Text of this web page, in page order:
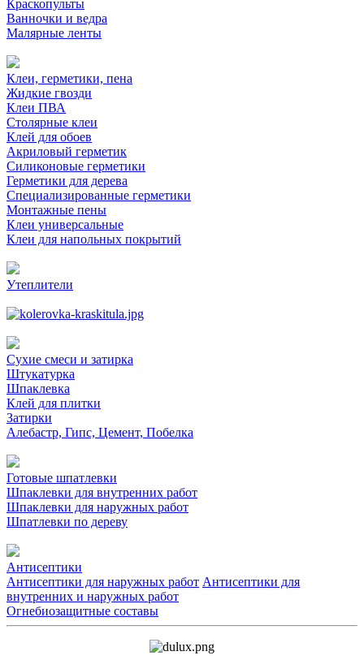
Краскопульты
Ванночки и ведра
Малярные ленты
Клеи, герметики, пена
Жидкие гвозди
Клеи ПВА
Столярные клеи
Клей для обоев
Акриловый герметик
Силиконовые герметики
Герметики для дерева
Специализированные герметики
Монтажные пены
Клеи универсальные
Клеи для напольных покрытий
Утеплители
Сухие смеси и затирка
Штукатурка
Шпаклевка
Клей для плитки
Затирки
Алебастр, Гипс, Цемент, Побелка
Готовые шпатлевки
Шпаклевки для внутренних работ
Шпаклевки для наружных работ
Шпатлевки по дереву
Антисептики
Антисептики для наружных работ Антисептики для
внутренних и наружных работ
Огнебиозащитные составы